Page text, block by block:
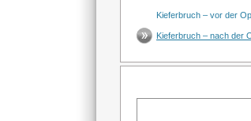
Kieferbruch – vor der
Kieferbruch – nach der